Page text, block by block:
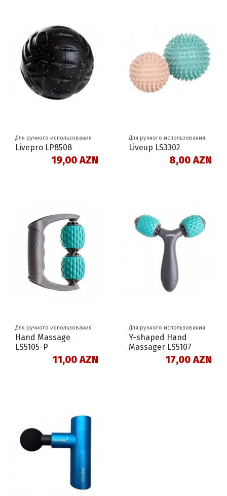
Для ручного использования
Livepro LP8508
19,00 AZN
Для ручного использования
Liveup LS3302
8,00 AZN
Для ручного использования
Hand Massage
LS5105-P
11,00 AZN
Для ручного использования
Y-shaped Hand
Massager LS5107
17,00 AZN